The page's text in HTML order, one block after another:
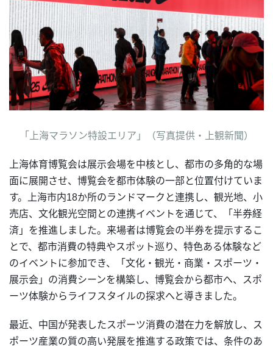
「上海マラソン特設エリア」（写真提供・上観新聞）
上海体育博覧会は展示会場を中核とし、都市の多角的な場
面に展開させ、博覧会を都市体験の一部と位置付けていま
す。上海市内18か所のランドマークと連携し、観光地、小
売店、文化観光空間との連携イベントを通じて、「半券経
済」を推進しました。来場者は博覧会の半券を提示するこ
とで、都市消費の特典やスポット巡り、特色ある体験など
のイベントに参加でき、「文化・観光・商業・スポーツ・
展示会」の消費シーンを構築し、博覧会から都市へ、スポ
ーツ体験からライフスタイルの探求へと導きました。
最近、中国が発表したスポーツ消費の潜在力を解放し、ス
ポーツ産業の質の高い発展を推進する政策では、条件のあ